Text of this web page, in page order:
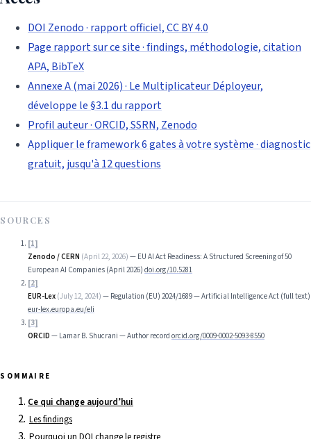
DOI Zenodo · rapport officiel, CC BY 4.0
Page rapport sur ce site · findings, méthodologie, citation
APA, BibTeX
Annexe A (mai 2026) · Le Multiplicateur Déployeur,
développe le §3.1 du rapport
Profil auteur · ORCID, SSRN, Zenodo
Appliquer le framework 6 gates à votre système · diagnostic
gratuit, jusqu'à 12 questions
SOURCES
[1]
Zenodo / CERN (April 22, 2026) — EU AI Act Readiness: A Structured Screening of 50
European AI Companies (April 2026) doi.org/10.5281
[2]
EUR-Lex (July 12, 2024) — Regulation (EU) 2024/1689 — Artificial Intelligence Act (full text)
eur-lex.europa.eu/eli
[3]
ORCID — Lamar B. Shucrani — Author record orcid.org/0009-0002-5093-8550
SOMMAIRE
Ce qui change aujourd’hui
Les findings